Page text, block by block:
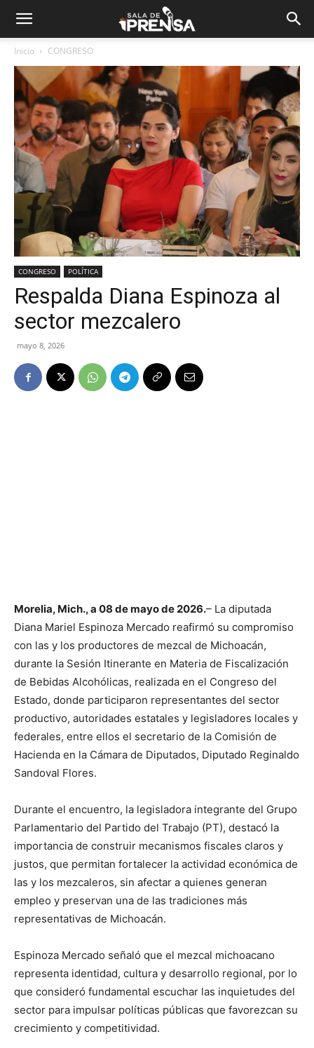
Inicio CONGRESO
CONGRESO POLÍTICA
Respalda Diana Espinoza al
sector mezcalero
mayo 8, 2026
Morelia, Mich., a 08 de mayo de 2026.– La diputada
Diana Mariel Espinoza Mercado reafirmó su compromiso
con las y los productores de mezcal de Michoacán,
durante la Sesión Itinerante en Materia de Fiscalización
de Bebidas Alcohólicas, realizada en el Congreso del
Estado, donde participaron representantes del sector
productivo, autoridades estatales y legisladores locales y
federales, entre ellos el secretario de la Comisión de
Hacienda en la Cámara de Diputados, Diputado Reginaldo
Sandoval Flores.
Durante el encuentro, la legisladora integrante del Grupo
Parlamentario del Partido del Trabajo (PT), destacó la
importancia de construir mecanismos fiscales claros y
justos, que permitan fortalecer la actividad económica de
las y los mezcaleros, sin afectar a quienes generan
empleo y preservan una de las tradiciones más
representativas de Michoacán.
Espinoza Mercado señaló que el mezcal michoacano
representa identidad, cultura y desarrollo regional, por lo
que consideró fundamental escuchar las inquietudes del
sector para impulsar políticas públicas que favorezcan su
crecimiento y competitividad.